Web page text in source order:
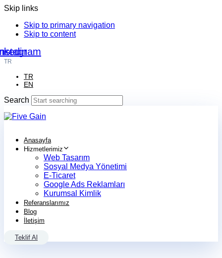
Skip links
Skip to primary navigation
Skip to content
TR
TR
EN
Search
Anasayfa
Hizmetlerimiz
Web Tasarım
Sosyal Medya Yönetimi
E-Ticaret
Google Ads Reklamları
Kurumsal Kimlik
Referanslarımız
Blog
İletişim
Teklif Al